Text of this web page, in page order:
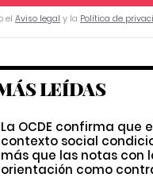
el Aviso legal y la Política de
LEÍDAS
La OCDE confirma que
contexto social
más que las notas con
orientación como